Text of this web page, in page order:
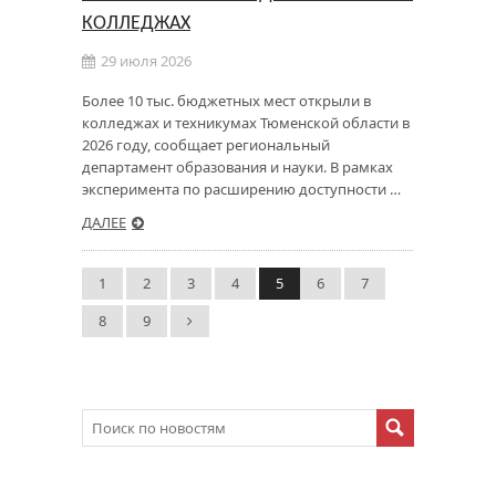
КОЛЛЕДЖАХ
29 июля 2026
Более 10 тыс. бюджетных мест открыли в
колледжах и техникумах Тюменской области в
2026 году, сообщает региональный
департамент образования и науки. В рамках
эксперимента по расширению доступности …
ДАЛЕЕ
1 2 3 4 5 6
7
8
9